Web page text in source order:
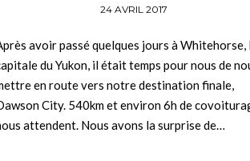
24 AVRIL 2017
avoir passé quelques jours à Whitehorse,
du Yukon, il était temps pour nous de
en route vers notre destination finale,
City. 540km et environ 6h de
attendent. Nous avons la surprise de…